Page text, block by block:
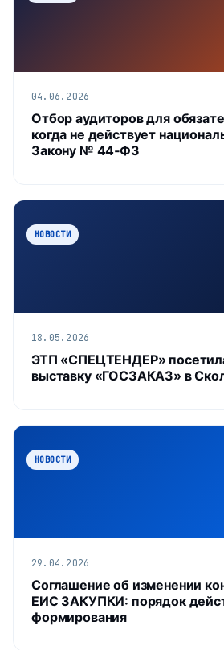
04.06.2026
Отбор аудиторов для
когда не действует
Закону № 44‑ФЗ
НОВОСТИ
18.05.2026
ЭТП «СПЕЦТЕНДЕР»
выставку «ГОСЗАКАЗ» в
НОВОСТИ
29.04.2026
Соглашение об изменении
ЕИС ЗАКУПКИ: порядок
формирования